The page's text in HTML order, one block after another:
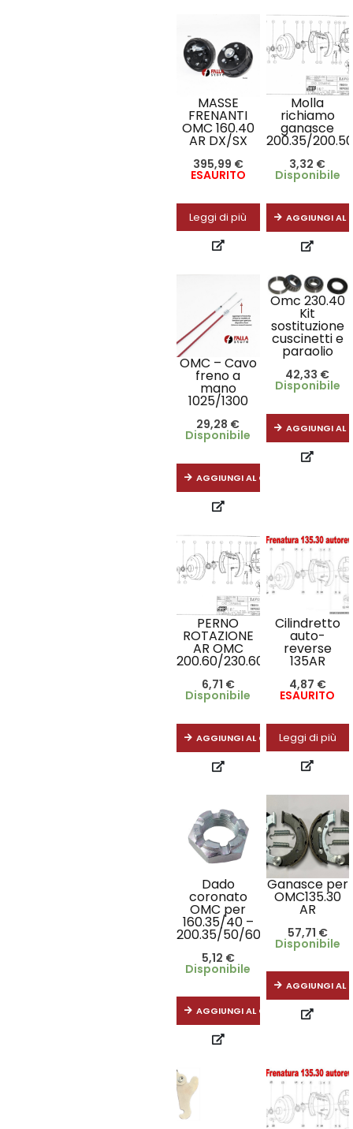
MASSE
FRENANTI
OMC 160.40
AR DX/SX
395,99 €
ESAURITO
Leggi di più
Molla
richiamo
ganasce
200.35/
3,32 €
Disponibile
AGGIUNGI AL
OMC – Cavo
freno a
mano
1025/1300
29,28 €
Disponibile
AGGIUNGI AL CARRELLO
Omc 230.40
Kit
sostituzione
cuscinetti e
paraolio
42,33 €
Disponibile
AGGIUNGI AL
PERNO
ROTAZIONE
AR OMC
200.60/230.60
6,71 €
Disponibile
AGGIUNGI AL CARRELLO
Cilindretto
auto-
reverse
135AR
4,87 €
ESAURITO
Leggi di più
Dado
coronato
OMC per
160.35/40 –
200.35/50/60
5,12 €
Disponibile
AGGIUNGI AL CARRELLO
Ganasce per
OMC135.30
AR
57,71 €
Disponibile
AGGIUNGI AL